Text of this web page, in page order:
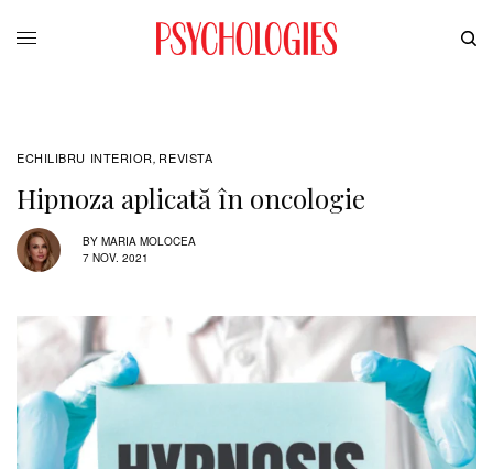
ECHILIBRU INTERIOR , REVISTA
Hipnoza aplicată în oncologie
BY MARIA MOLOCEA
7 NOV. 2021